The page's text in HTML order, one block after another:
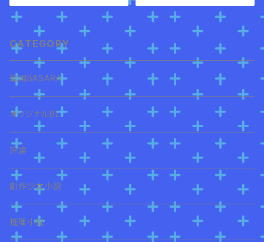
CATEGORY
戦国BASARA
オリジナルBL
評論
創作少女小説
推理小説